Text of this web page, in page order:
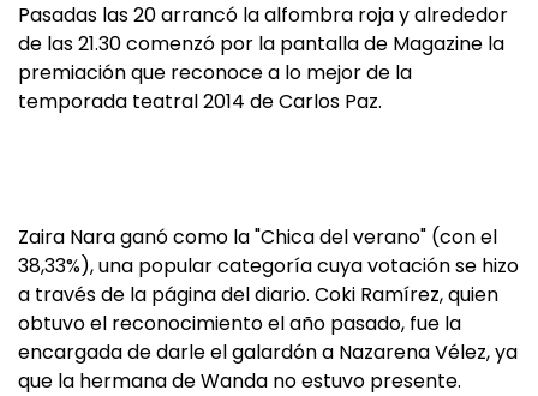
Pasadas las 20 arrancó la alfombra roja y alrededor
de las 21.30 comenzó por la pantalla de Magazine la
premiación que reconoce a lo mejor de la
temporada teatral 2014 de Carlos Paz.
Zaira Nara ganó como la "Chica del verano" (con el
38,33%), una popular categoría cuya votación se hizo
a través de la página del diario. Coki Ramírez, quien
obtuvo el reconocimiento el año pasado, fue la
encargada de darle el galardón a Nazarena Vélez, ya
que la hermana de Wanda no estuvo presente.